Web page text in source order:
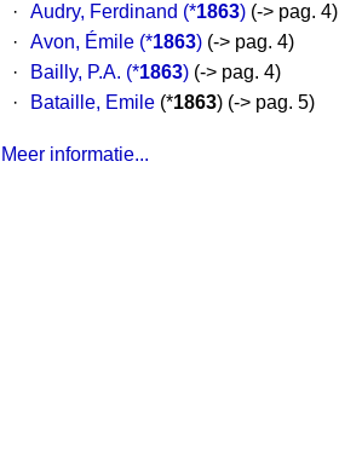
·
Audry, Ferdinand (*1863) (-> pag. 4)
·
Avon, Émile (*1863) (-> pag. 4)
·
Bailly, P.A. (*1863) (-> pag. 4)
·
Bataille, Emile (*1863) (-> pag. 5)
Meer informatie...